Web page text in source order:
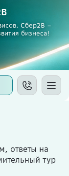
Сбер2В –
бизнеса!
ответы на
тур